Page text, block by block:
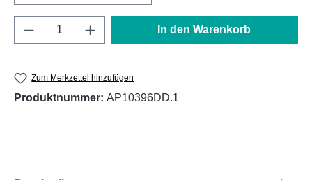
Produkt Anzahl: Gib den gewünschten
In den Warenkorb
Zum Merkzettel hinzufügen
Produktnummer: AP10396DD.1